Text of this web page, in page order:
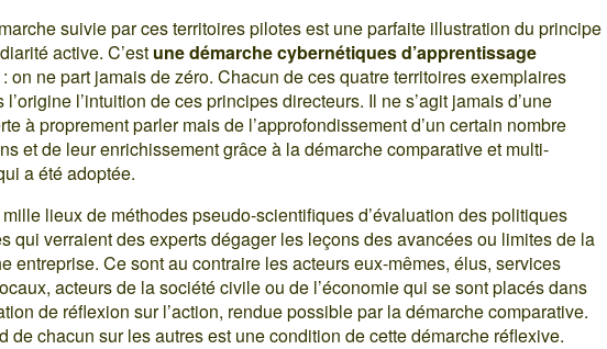
suivie par ces territoires pilotes est une parfaite illustration du principe
active. C’est une démarche cybernétiques d’apprentissage
: on ne part jamais de zéro. Chacun de ces quatre territoires exemplaires
l’origine l’intuition de ces principes directeurs. Il ne s’agit jamais d’une
à proprement parler mais de l’approfondissement d’un certain nombre
et de leur enrichissement grâce à la démarche comparative et multi-
a été adoptée.
lieux de méthodes pseudo-scientifiques d’évaluation des politiques
qui verraient des experts dégager les leçons des avancées ou limites de la
entreprise. Ce sont au contraire les acteurs eux-mêmes, élus, services
acteurs de la société civile ou de l’économie qui se sont placés dans
de réflexion sur l’action, rendue possible par la démarche comparative.
de chacun sur les autres est une condition de cette démarche réflexive.